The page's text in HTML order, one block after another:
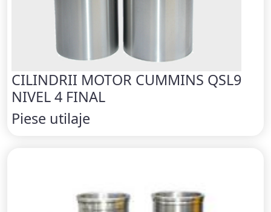
CILINDRII MOTOR CUMMINS QSL9
NIVEL 4 FINAL
Piese utilaje